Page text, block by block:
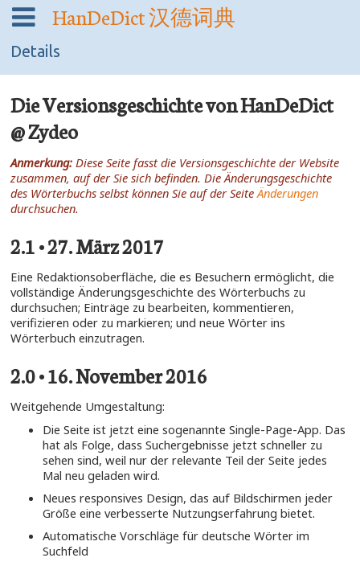
HanDeDict汉德词典
Details
Die Versionsgeschichte von HanDeDict
@ Zydeo
Anmerkung: Diese Seite fasst die Versionsgeschichte der Website
zusammen, auf der Sie sich befinden. Die Änderungsgeschichte
des Wörterbuchs selbst können Sie auf der SeiteÄnderungen
durchsuchen.
2.1 • 27. März 2017
Eine Redaktionsoberfläche, die es Besuchern ermöglicht, die
vollständige Änderungsgeschichte des Wörterbuchs zu
durchsuchen; Einträge zu bearbeiten, kommentieren,
verifizieren oder zu markieren; und neue Wörter ins
Wörterbuch einzutragen.
2.0 • 16. November 2016
Weitgehende Umgestaltung:
Die Seite ist jetzt eine sogenannte Single-Page-App. Das
hat als Folge, dass Suchergebnisse jetzt schneller zu
sehen sind, weil nur der relevante Teil der Seite jedes
Mal neu geladen wird.
Neues responsives Design, das auf Bildschirmen jeder
Größe eine verbesserte Nutzungserfahrung bietet.
Automatische Vorschläge für deutsche Wörter im
Suchfeld